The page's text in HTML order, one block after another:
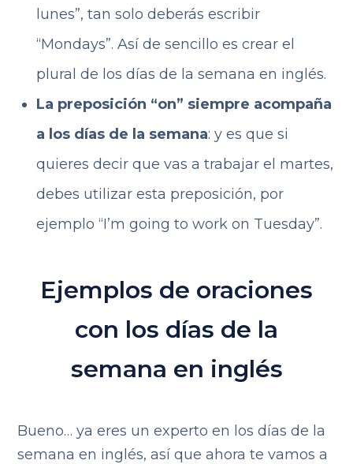
lunes”, tan solo deberás escribir
“Mondays”. Así de sencillo es crear el
plural de los días de la semana en inglés.
La preposición “on” siempre acompaña
a los días de la semana: y es que si
quieres decir que vas a trabajar el martes,
debes utilizar esta preposición, por
ejemplo “I’m going to work on Tuesday”.
Ejemplos de oraciones
con los días de la
semana en inglés
Bueno… ya eres un experto en los días de la
semana en inglés, así que ahora te vamos a